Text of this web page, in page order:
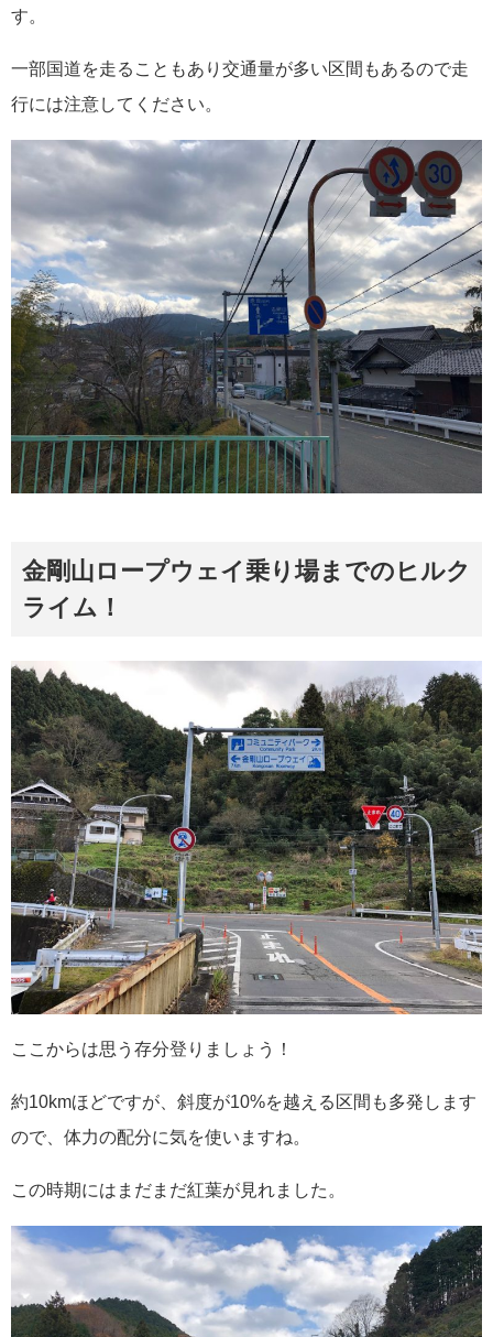
す。
一部国道を走ることもあり交通量が多い区間もあるので走
行には注意してください。
金剛山ロープウェイ乗り場までのヒルク
ライム！
ここからは思う存分登りましょう！
約10kmほどですが、斜度が10%を越える区間も多発します
ので、体力の配分に気を使いますね。
この時期にはまだまだ紅葉が見れました。